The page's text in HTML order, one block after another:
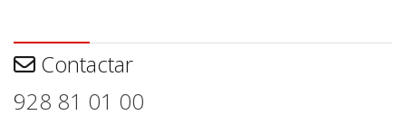
Contactar
928 81 01 00